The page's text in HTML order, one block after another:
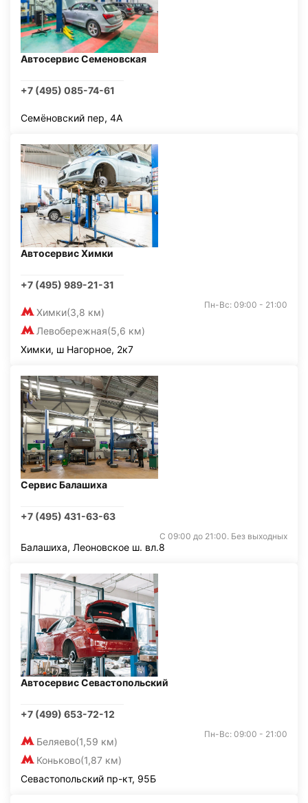
Автосервис Семеновская
+7 (495) 085-74-61
Семёновский пер, 4А
Автосервис Химки
+7 (495) 989-21-31
Химки(3,8 км)
Левобережная(5,6 км)
Пн-Вс: 09:00 - 21:00
Химки, ш Нагорное, 2к7
Сервис Балашиха
+7 (495) 431-63-63
С 09:00 до 21:00. Без выходных
Балашиха, Леоновское ш. вл.8
Автосервис Севастопольский
+7 (499) 653-72-12
Беляево(1,59 км)
Коньково(1,87 км)
Пн-Вс: 09:00 - 21:00
Севастопольский пр-кт, 95Б